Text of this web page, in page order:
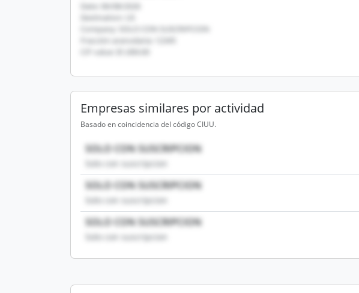
Date: 06/08/2026
Destination: US
Company: SOLO CON SUSCRIPCION
Fracción arancelaria: 12345
CIF value: $1,000.00
Empresas similares por actividad
Basado en coincidencia del código CIUU.
SOLO CON SUSCRIPCION
Solo con suscripcion
SOLO CON SUSCRIPCION
Solo con suscripcion
SOLO CON SUSCRIPCION
Solo con suscripcion